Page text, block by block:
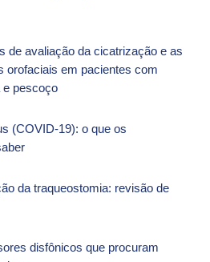
de avaliação da cicatrização e as
orofaciais em pacientes com
e pescoço
(COVID-19): o que os
da traqueostomia: revisão de
disfônicos que procuram